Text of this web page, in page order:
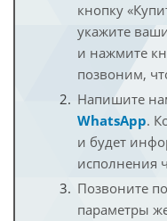
кнопку
укажите
и нажмите
позвоним,
Напишите
WhatsApp.
и будет
исполнения
Позвоните
параметры